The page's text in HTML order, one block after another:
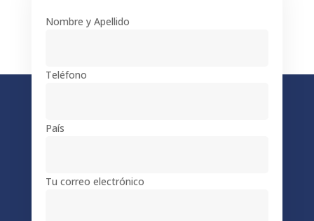
Nombre y Apellido
Teléfono
País
Tu correo electrónico